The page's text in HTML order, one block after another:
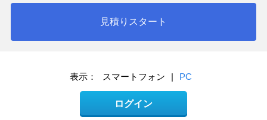
見積りスタート
表示： スマートフォン | PC
ログイン